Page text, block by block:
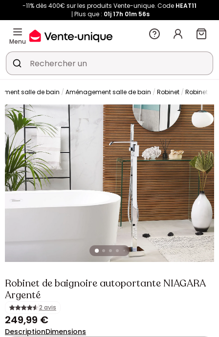
-11% dès 400€ sur les produits Vente-unique. Code HEAT11
Plus que : 01j 17h 01m 56s
Menu
salle de bain Aménagement salle de bain Robinet Robinet
Robinet de baignoire autoportante NIAGARA
Argenté
2 avis
249,99 €
DescriptionDimensions